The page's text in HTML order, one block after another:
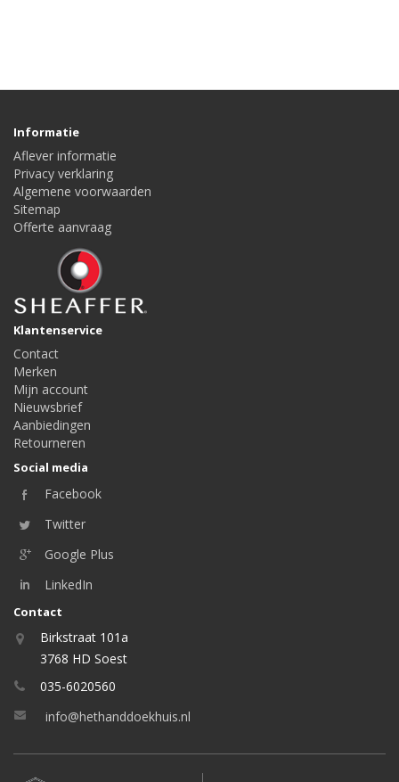
Informatie
Aflever informatie
Privacy verklaring
Algemene voorwaarden
Sitemap
Offerte aanvraag
Klantenservice
Contact
Merken
Mijn account
Nieuwsbrief
Aanbiedingen
Retourneren
Social media
Facebook
Twitter
Google Plus
LinkedIn
Contact
Birkstraat 101a
3768 HD Soest
035-6020560
info@hethanddoekhuis.nl